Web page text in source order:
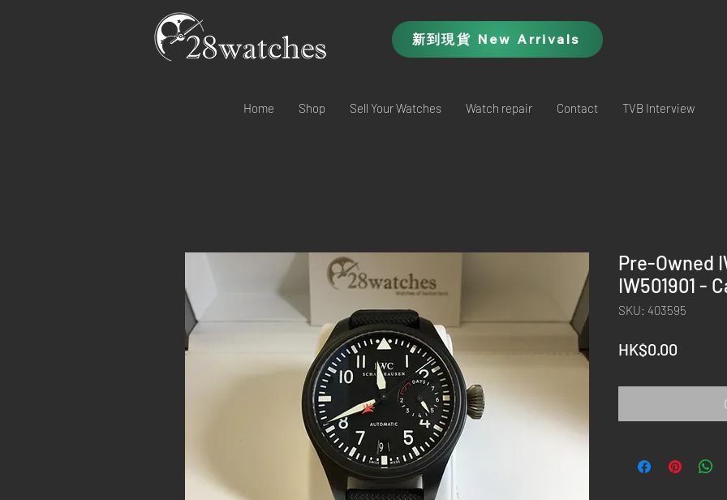
新到現貨 New Arrivals
Home Shop Sell Your Watches Watch repair Contact TVB Interview
Pre-Owned
IW501901 -
SKU: 403595
HK$0.00